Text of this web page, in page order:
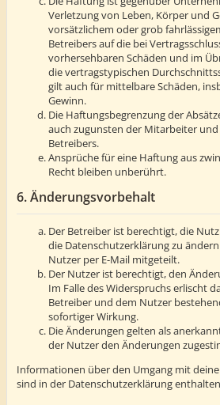
Verletzung von Leben, Körper und
vorsätzlichem oder grob
Betreibers auf die bei
vorhersehbaren Schäden und im
die vertragstypischen
gilt auch für mittelbare Schäden,
Gewinn.
Die Haftungsbegrenzung der
auch zugunsten der Mitarbeiter
Betreibers.
Ansprüche für eine Haftung aus
Recht bleiben unberührt.
6. Änderungsvorbehalt
Der Betreiber ist berechtigt, die
die Datenschutzerklärung zu
Nutzer per E-Mail mitgeteilt.
Der Nutzer ist berechtigt, den
Im Falle des Widerspruchs erlischt
Betreiber und dem Nutzer
sofortiger Wirkung.
Die Änderungen gelten als
der Nutzer den Änderungen
Informationen über den Umgang mit
sind in der Datenschutzerklärung